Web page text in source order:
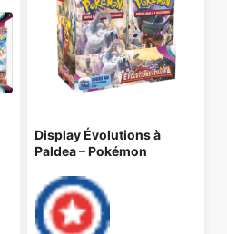
Display Évolutions à
Paldea – Pokémon